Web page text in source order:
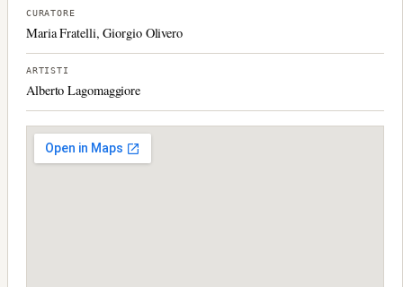
CURATORE
Maria Fratelli, Giorgio Olivero
ARTISTI
Alberto Lagomaggiore